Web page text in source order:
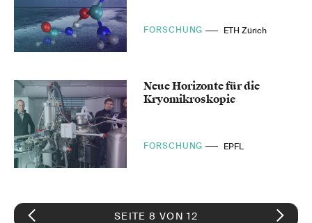
FORSCHUNG ETH Zürich
Neue Horizonte für die
Kryomikroskopie
FORSCHUNG EPFL
SEITE 8 VON 12